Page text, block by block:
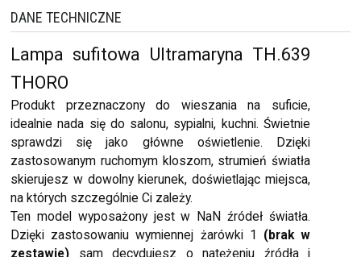
DANE TECHNICZNE
Lampa sufitowa Ultramaryna TH.639
THORO
Produkt przeznaczony do wieszania na suficie,
idealnie nada się do salonu, sypialni, kuchni. Świetnie
sprawdzi się jako główne oświetlenie. Dzięki
zastosowanym ruchomym kloszom, strumień światła
skierujesz w dowolny kierunek, doświetlając miejsca,
na których szczególnie Ci zależy.
Ten model wyposażony jest w NaN źródeł światła.
Dzięki zastosowaniu wymiennej żarówki 1 (brak w
zestawie) sam decydujesz o natężeniu źródła i